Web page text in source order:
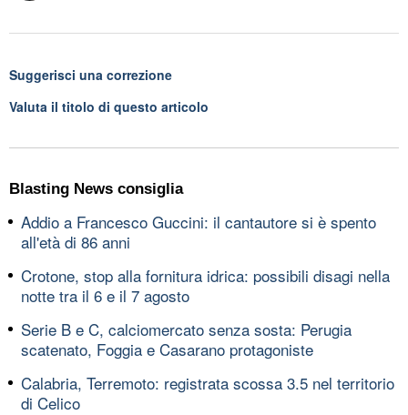
Suggerisci una correzione
Valuta il titolo di questo articolo
Blasting News consiglia
Addio a Francesco Guccini: il cantautore si è spento
all'età di 86 anni
Crotone, stop alla fornitura idrica: possibili disagi nella
notte tra il 6 e il 7 agosto
Serie B e C, calciomercato senza sosta: Perugia
scatenato, Foggia e Casarano protagoniste
Calabria, Terremoto: registrata scossa 3.5 nel territorio
di Celico